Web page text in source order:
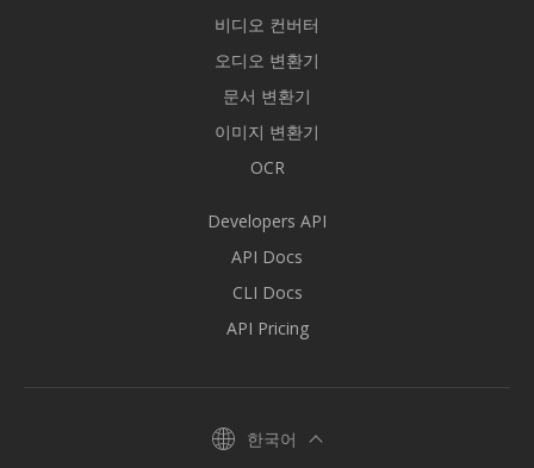
비디오 컨버터
오디오 변환기
문서 변환기
이미지 변환기
OCR
Developers API
API Docs
CLI Docs
API Pricing
한국어